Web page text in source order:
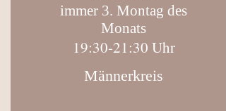
immer 3. Montag des
Monats
19:30-21:30 Uhr
Männerkreis